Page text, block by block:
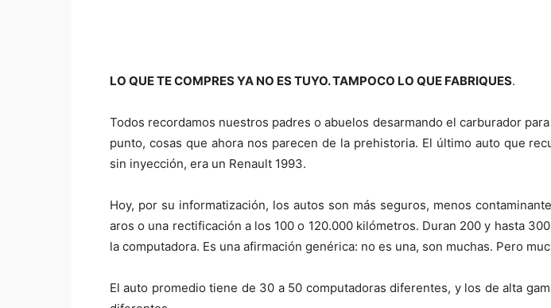
LO QUE TE COMPRES YA NO ES TUYO. TAMPOCO LO QUE FABRIQUES.
Todos recordamos nuestros padres o abuelos desarmando el carburador
punto, cosas que ahora nos parecen de la prehistoria. El último auto que
sin inyección, era un Renault 1993.
Hoy, por su informatización, los autos son más seguros, menos
aros o una rectificación a los 100 o 120.000 kilómetros. Duran 200 y hasta
la computadora. Es una afirmación genérica: no es una, son muchas. Pero
El auto promedio tiene de 30 a 50 computadoras diferentes, y los de alta